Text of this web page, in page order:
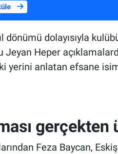
dönümü dolayısıyla
Heper
yerini anlatan efsane
gerçekten
Feza Baycan,